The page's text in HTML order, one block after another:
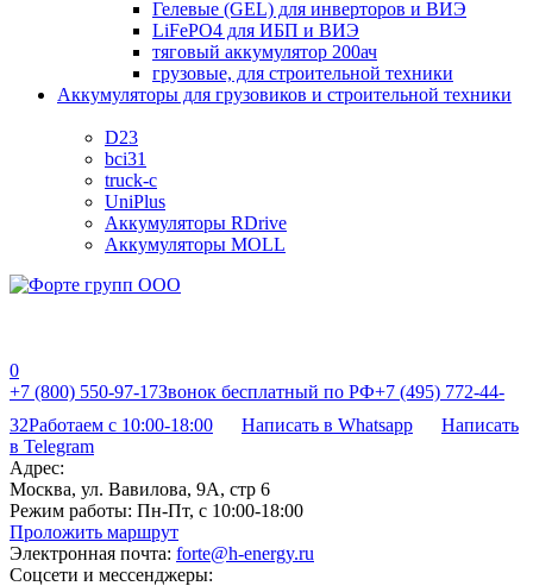
Гелевые (GEL) для инверторов и ВИЭ
LiFePO4 для ИБП и ВИЭ
тяговый аккумулятор 200ач
грузовые, для строительной техники
Аккумуляторы для грузовиков и строительной техники
D23
bci31
truck-c
UniPlus
Аккумуляторы RDrive
Аккумуляторы MOLL
0
+7 (800) 550-97-17Звонок бесплатный по РФ+7 (495) 772-44-
32Работаем с 10:00-18:00 Написать в Whatsapp
Написать
в Telegram
Адрес:
Москва, ул. Вавилова, 9А, стр 6
Режим работы: Пн-Пт, с 10:00-18:00
Проложить маршрут
Электронная почта: forte@h-energy.ru
Соцсети и мессенджеры: